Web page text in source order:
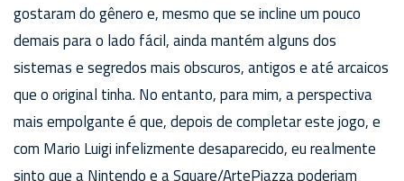
gostaram do gênero e, mesmo que se incline um pouco
demais para o lado fácil, ainda mantém alguns dos
sistemas e segredos mais obscuros, antigos e até arcaicos
que o original tinha. No entanto, para mim, a perspectiva
mais empolgante é que, depois de completar este jogo, e
com Mario Luigi infelizmente desaparecido, eu realmente
sinto que a Nintendo e a Square/ArtePiazza poderiam